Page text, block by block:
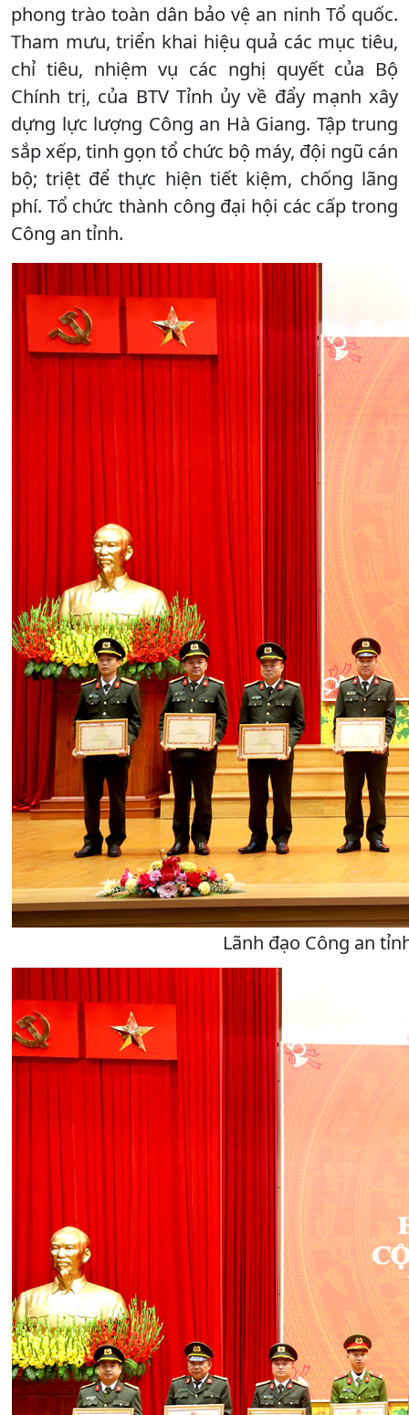
phong trào toàn dân bảo vệ an ninh Tổ quốc.
Tham mưu, triển khai hiệu quả các mục tiêu,
chỉ tiêu, nhiệm vụ các nghị quyết của Bộ
Chính trị, của BTV Tỉnh ủy về đẩy mạnh xây
dựng lực lượng Công an Hà Giang. Tập trung
sắp xếp, tinh gọn tổ chức bộ máy, đội ngũ cán
bộ; triệt để thực hiện tiết kiệm, chống lãng
phí. Tổ chức thành công đại hội các cấp trong
Công an tỉnh.
Lãnh đạo Công an